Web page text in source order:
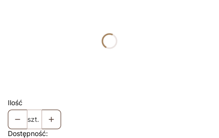
Ilość
szt.
Dostępność: